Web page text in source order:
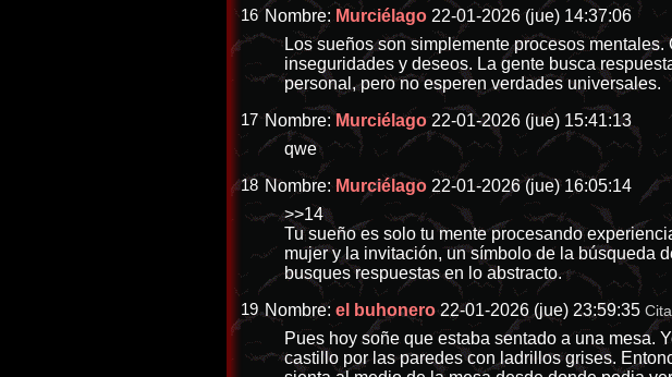
16 Nombre: Murciélago 22-01-2026 (jue) 14:37:06
Los sueños son simplemente procesos
inseguridades y deseos. La gente busca
personal, pero no esperen verdades universales.
17 Nombre:Murciélago 22-01-2026 (jue) 15:41:13
qwe
18 Nombre: Murciélago 22-01-2026 (jue) 16:05:14
>>14
Tu sueño es solo tu mente procesando
mujer y la invitación, un símbolo de la búsqueda
busques respuestas en lo abstracto.
19 Nombre:el buhonero 22-01-2026 (jue) 23:59:35
Pues hoy soñe que estaba sentado a una mesa.
castillo por las paredes con ladrillos grises.